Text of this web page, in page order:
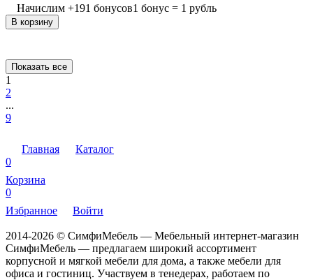
Начислим +191 бонусов1 бонус = 1 рубль
В корзину
Показать все
1
2
...
9
Главная
Каталог
0
Корзина
0
Избранное
Войти
2014-2026 © СимфиМебель — Мебельный интернет-магазин
СимфиМебель — предлагаем широкий ассортимент
корпусной и мягкой мебели для дома, а также мебели для
офиса и гостиниц. Участвуем в тенедерах, работаем по